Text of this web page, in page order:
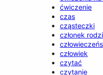
ćwiczenie
czas
cząsteczki
członek
człowiek
czytać
czytanie